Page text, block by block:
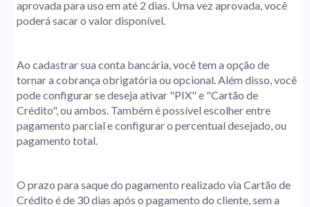
aprovada para uso em até 2 dias. Uma vez aprovada, você
poderá sacar o valor disponível.
Ao cadastrar sua conta bancária, você tem a opção de
tornar a cobrança obrigatória ou opcional. Além disso, você
pode configurar se deseja ativar "PIX" e "Cartão de
Crédito", ou ambos. Também é possível escolher entre
pagamento parcial e configurar o percentual desejado, ou
pagamento total.
O prazo para saque do pagamento realizado via Cartão de
Crédito é de 30 dias após o pagamento do cliente, sem a